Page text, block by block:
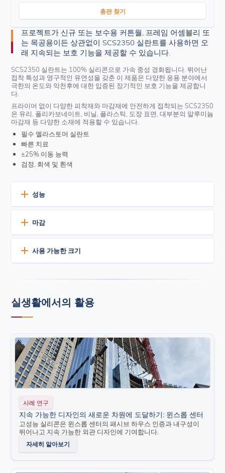
총판 찾기
프로젝트가 신규 또는 보수용 커튼월, 프레임 어셈블리 또
는 목공용이든 상관없이 SCS2350 실란트를 사용하면 오
래 지속되는 보호 기능을 제공할 수 있습니다.
SCS2350 실란트는 100% 실리콘으로 가속 중성 경화됩니다. 뛰어난
접착 특성과 영구적인 유연성을 갖춘 이 제품은 다양한 응용 분야에서
극한의 온도와 악천후에 대한 입증된 장기적인 보호 기능을 제공합니
다.
프라이머 없이 다양한 피착재와 마감재에 안전하게 접착되는 SCS2350
은 유리, 폴리카보네이트, 비닐, 플라스틱, 도장 표면, 대부분의 알루미늄
마감재 등 다양한 소재에 적용할 수 있습니다.
필수 엘라스토머 실란트
빠른 치료
±25% 이동 능력
검정, 회색 및 흰색
성능
뛰어난 내구성
이동 용량
확장 및 압축 사이클링 복구 기능을 갖춘 ±25% 이동 용량
대 350°F(177°C)까지 유연하게 유지됩니다.
치료 시간 단축을 위한 가속 치료
더운 날씨와 추운 날씨에서 쉽게 총을 쏘고 공구를 사용할 수
부는 프라이머가 필요할 수 있습니다.
SilPruf™ SCS2000 실란트및UltraGlaze™ 구조용 실란트
제품군과 완벽하게 호환됩니다
환경적 책임
초저 VOC(휘발성 유기 화합물) 함량
LEED 프로그램요건을 충족합니다
마감
현재 세 가지 표준 색상으로 제공됩니다:
블랙 회색 흰색
사용 가능한 크기
호일 소시지 팩 20온스(591.5ml)(주문 제작)
실생활에서의 활용
사례 연구
지속 가능한 디자인의 새로운 차원에 도달하기: 윈스롭 센터
고성능 실리콘은 윈스롭 센터의 패시브 하우스 인증과 내구성이
뛰어나고 지속 가능한 외관 디자인에 기여합니다.
자세히 알아보기